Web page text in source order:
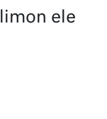
ele